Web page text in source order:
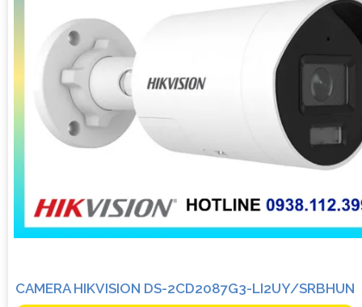
CAMERA HIKVISION DS-2CD2087G3-LI2UY/SRBHUN